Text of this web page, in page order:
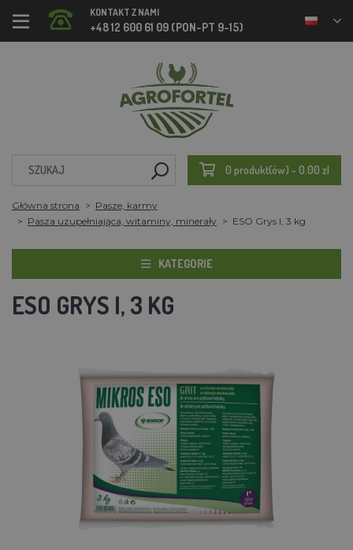
KONTAKT Z NAMI
+48 12 600 61 09 (PON-PT 9-15)
0 produkt(ów) - 0.00 zl
Główna strona
Pasze, karmy
Pasza uzupełniająca, witaminy, minerały
ESO Grys I, 3 kg
KATEGORIE
ESO GRYS I, 3 KG